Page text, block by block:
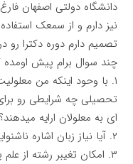
دانشگاه دولتی اصفهان
نیز دارم و از سمعک
تصمیم دارم دوره دکترا رو
چند سوال برام پیش اومده
۱. با وحود اینکه من
تحصیلی چه شرایطی رو
ای به معلولان ارایه میدهند‌؟
۲. آیا نیاز زبان اشاره ناشنوایان کشور کانادا رو یاد بگیرم؟
۳. امکان تغیبر رشته از علم پایه به مهندسی وجود دارد؟